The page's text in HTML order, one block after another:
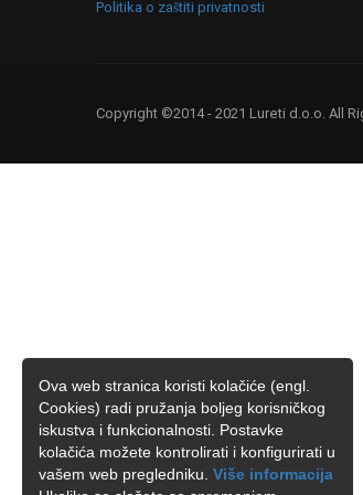
Politika o zaštiti privatnosti
Copyright ©2014 - 2021 Lureti d.o.o. All
Ova web stranica koristi kolačiće (engl.
Cookies) radi pružanja boljeg korisničkog
iskustva i funkcionalnosti. Postavke
kolačića možete kontrolirati i konfigurirati u
vašem web pregledniku. Više informacija